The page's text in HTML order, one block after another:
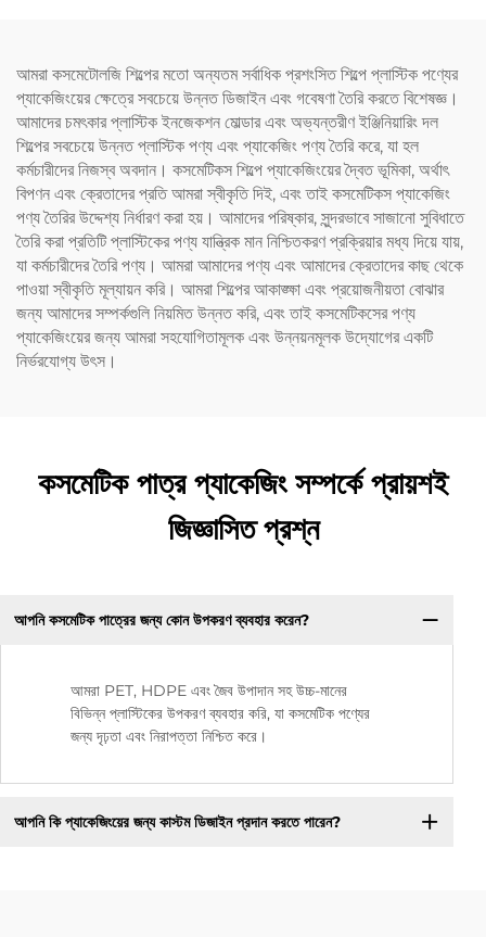
আমরা কসমেটোলজি শিল্পের মতো অন্যতম সর্বাধিক প্রশংসিত শিল্পে প্লাস্টিক পণ্যের
প্যাকেজিংয়ের ক্ষেত্রে সবচেয়ে উন্নত ডিজাইন এবং গবেষণা তৈরি করতে বিশেষজ্ঞ।
আমাদের চমৎকার প্লাস্টিক ইনজেকশন মোল্ডার এবং অভ্যন্তরীণ ইঞ্জিনিয়ারিং দল
শিল্পের সবচেয়ে উন্নত প্লাস্টিক পণ্য এবং প্যাকেজিং পণ্য তৈরি করে, যা হল
কর্মচারীদের নিজস্ব অবদান। কসমেটিকস শিল্পে প্যাকেজিংয়ের দ্বৈত ভূমিকা, অর্থাৎ
বিপণন এবং ক্রেতাদের প্রতি আমরা স্বীকৃতি দিই, এবং তাই কসমেটিকস প্যাকেজিং
পণ্য তৈরির উদ্দেশ্য নির্ধারণ করা হয়। আমাদের পরিষ্কার, সুন্দরভাবে সাজানো সুবিধাতে
তৈরি করা প্রতিটি প্লাস্টিকের পণ্য যান্ত্রিক মান নিশ্চিতকরণ প্রক্রিয়ার মধ্য দিয়ে যায়,
যা কর্মচারীদের তৈরি পণ্য। আমরা আমাদের পণ্য এবং আমাদের ক্রেতাদের কাছ থেকে
পাওয়া স্বীকৃতি মূল্যায়ন করি। আমরা শিল্পের আকাঙ্ক্ষা এবং প্রয়োজনীয়তা বোঝার
জন্য আমাদের সম্পর্কগুলি নিয়মিত উন্নত করি, এবং তাই কসমেটিকসের পণ্য
প্যাকেজিংয়ের জন্য আমরা সহযোগিতামূলক এবং উন্নয়নমূলক উদ্যোগের একটি
নির্ভরযোগ্য উৎস।
কসমেটিক পাত্র প্যাকেজিং সম্পর্কে প্রায়শই
জিজ্ঞাসিত প্রশ্ন
আপনি কসমেটিক পাত্রের জন্য কোন উপকরণ ব্যবহার করেন?
আমরা PET, HDPE এবং জৈব উপাদান সহ উচ্চ-মানের
বিভিন্ন প্লাস্টিকের উপকরণ ব্যবহার করি, যা কসমেটিক পণ্যের
জন্য দৃঢ়তা এবং নিরাপত্তা নিশ্চিত করে।
আপনি কি প্যাকেজিংয়ের জন্য কাস্টম ডিজাইন প্রদান করতে পারেন?